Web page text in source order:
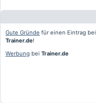
Gute Gründe für einen Eintrag bei
Trainer.de!
Werbung bei Trainer.de